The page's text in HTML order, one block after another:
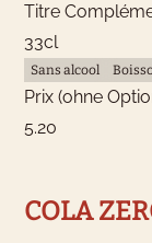
Titre
33cl
Sans alcool
Prix (ohne
5.20
COLA